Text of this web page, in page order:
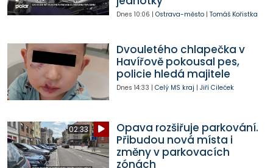
Dnes 10:06 | Ostrava-město| Tomáš Kořistka
Dvouletého chlapečka v
Havířově pokousal pes,
policie hledá majitele
Dnes 14:33 | Celý MS kraj | Jiří Cileček
02:33
Opava rozšiřuje parkování.
Přibudou nová místa i
změny v parkovacích
zónách